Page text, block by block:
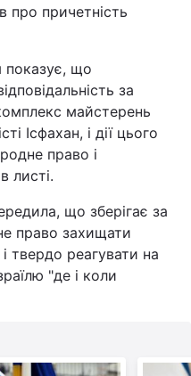
про причетність
показує, що
за
майстерень
Ісфахан, і дії цього
право і
листі.
що зберігає за
право захищати
твердо реагувати на
"де і коли